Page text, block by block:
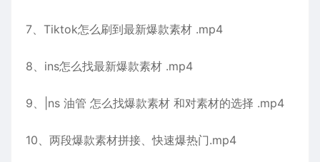
7、Tiktok怎么刷到最新爆款素材 .mp4
8、ins怎么找最新爆款素材 .mp4
9、|ns 油管 怎么找爆款素材 和对素材的选择 .mp4
10、两段爆款素材拼接、快速爆热门.mp4